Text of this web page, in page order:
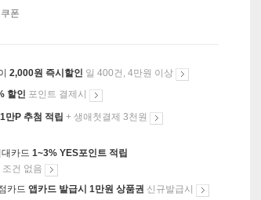
폰
2,000원 즉시할인 일 400건, 4만원 이상
할인 포인트 결제시
1만P 추첨 적립 + 생애첫결제 3천원
카드 1~3% YES포인트 적립
조건 없음
카드 앱카드 발급시 1만원 상품권 신규발급시